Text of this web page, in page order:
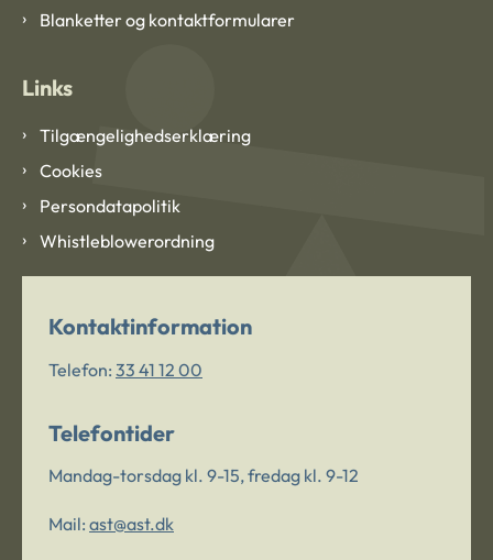
Blanketter og kontaktformularer
Links
Tilgængelighedserklæring
Cookies
Persondatapolitik
Whistleblowerordning
Kontaktinformation
Telefon: 33 41 12 00
Telefontider
Mandag-torsdag kl. 9-15, fredag kl. 9-12
Mail: ast@ast.dk